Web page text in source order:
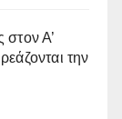
στον Α’
την